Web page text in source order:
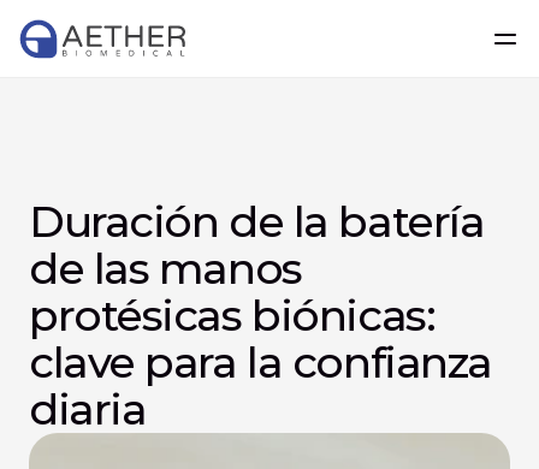
Duración de la batería
de las manos
protésicas biónicas:
clave para la confianza
diaria